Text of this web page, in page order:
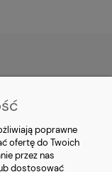
poprawne
ofertę do Twoich
przez nas
dostosować